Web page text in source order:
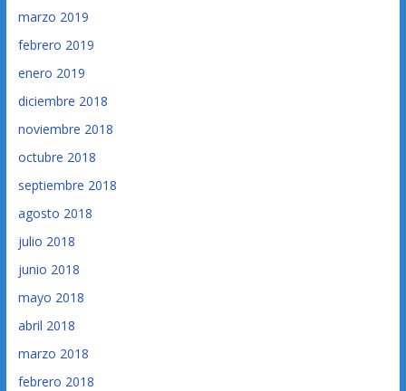
marzo 2019
febrero 2019
enero 2019
diciembre 2018
noviembre 2018
octubre 2018
septiembre 2018
agosto 2018
julio 2018
junio 2018
mayo 2018
abril 2018
marzo 2018
febrero 2018